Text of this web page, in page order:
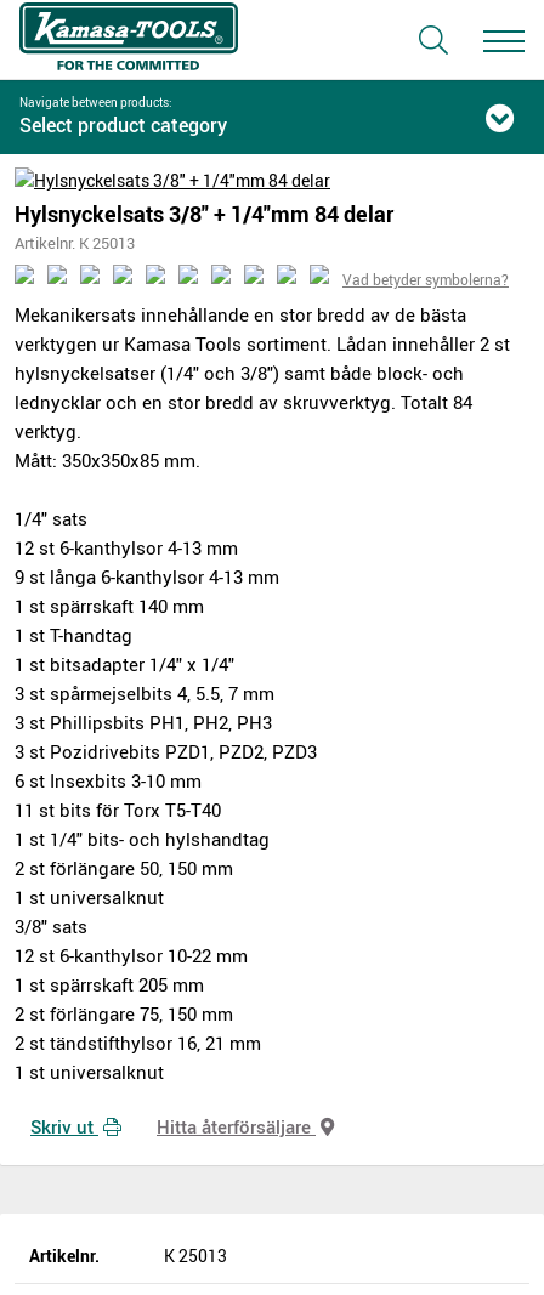
Navigate between products:
Select product category
Hylsnyckelsats 3/8" + 1/4"mm 84 delar
Artikelnr. K 25013
Vad betyder symbolerna?
Mekanikersats innehållande en stor bredd av de bästa
verktygen ur Kamasa Tools sortiment. Lådan innehåller 2 st
hylsnyckelsatser (1/4" och 3/8") samt både block- och
lednycklar och en stor bredd av skruvverktyg. Totalt 84
verktyg.
Mått: 350x350x85 mm.
1/4" sats
12 st 6-kanthylsor 4-13 mm
9 st långa 6-kanthylsor 4-13 mm
1 st spärrskaft 140 mm
1 st T-handtag
1 st bitsadapter 1/4" x 1/4"
3 st spårmejselbits 4, 5.5, 7 mm
3 st Phillipsbits PH1, PH2, PH3
3 st Pozidrivebits PZD1, PZD2, PZD3
6 st Insexbits 3-10 mm
11 st bits för Torx T5-T40
1 st 1/4" bits- och hylshandtag
2 st förlängare 50, 150 mm
1 st universalknut
3/8" sats
12 st 6-kanthylsor 10-22 mm
1 st spärrskaft 205 mm
2 st förlängare 75, 150 mm
2 st tändstifthylsor 16, 21 mm
1 st universalknut
Skriv ut Hitta återförsäljare
Artikelnr. K 25013